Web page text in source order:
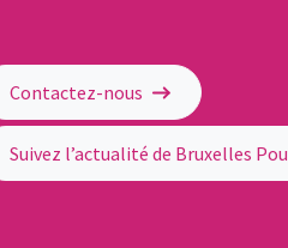
Contactez-nous
Suivez l’actualité de Bruxelles